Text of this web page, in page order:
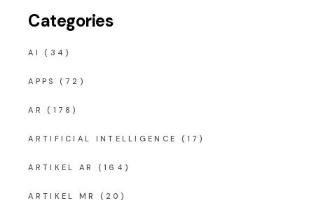
Categories
AI (34)
APPS (72)
AR (178)
ARTIFICIAL INTELLIGENCE (17)
ARTIKEL AR (164)
ARTIKEL MR (20)